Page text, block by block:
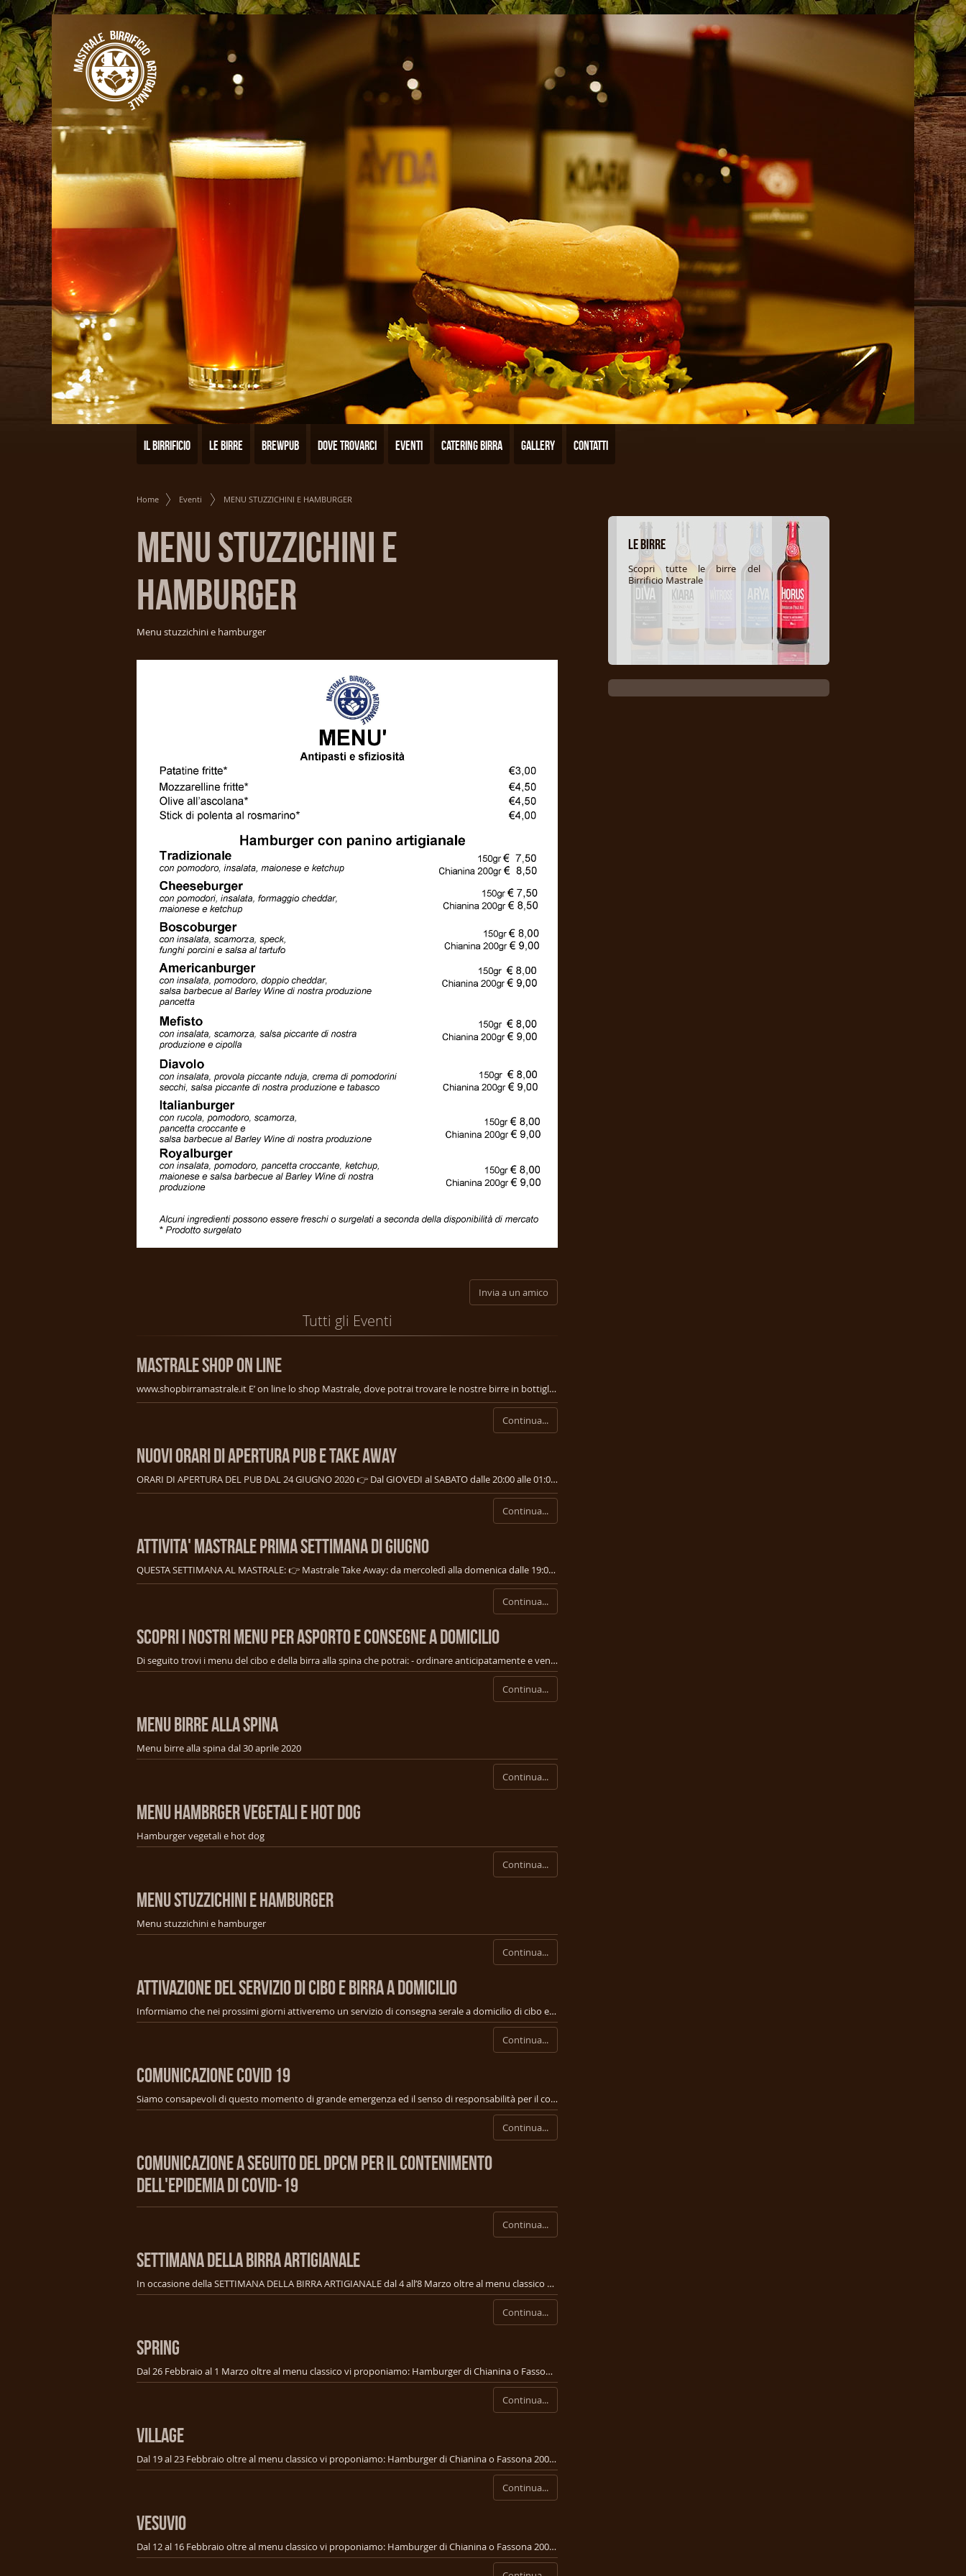
Il birrificio Le birre Brewpub Dove trovarci Eventi Catering Birra Gallery Contatti
Home Eventi MENU STUZZICHINI E HAMBURGER
MENU STUZZICHINI E
HAMBURGER
Menu stuzzichini e hamburger
Invia a un amico
Tutti gli Eventi
MASTRALE SHOP ON LINE
www.shopbirramastrale.it E’ on line lo shop Mastrale, dove potrai trovare le nostre birre in bottiglia disponibili e poter usufruire delle relative offerte! 🍺🍺 👉Non ci sono minimi di acquisto, 👉imballo sicuro e gratuito, 👉puoi ordinare on line e venire a ritirare il tuo ordine al pub senza costi aggiuntivi.
Continua...
NUOVI ORARI DI APERTURA PUB E TAKE AWAY
ORARI DI APERTURA DEL PUB DAL 24 GIUGNO 2020 👉 Dal GIOVEDI al SABATO dalle 20:00 alle 01:00. DOMENICA chiuso Vi preghiamo di effettuare la prenotazione. 👉 Mastrale Take Away: da MERCOLEDI al SABATO dalle 19:00 alle 22:00 Ordina via 📞 349 0909964 oppure WhatsApp 349 0909964 oppure 📧 birra.mastrale@gmail.com e passa a ritirare 🚐 al Pub 👉 In alternativa via Deliveroo, ordina e aspetta la consegna a casa
Continua...
ATTIVITA' MASTRALE PRIMA SETTIMANA DI GIUGNO
QUESTA SETTIMANA AL MASTRALE: 👉 Mastrale Take Away: da mercoledì alla domenica dalle 19:00 alle 22:00 Ordina via 📞 349 0909964 oppure WhatsApp 349 0909964 oppure 📧 birra.mastrale@gmail.com e passa a ritirare 🚐 al Pub 👉 In alternativa via Deliveroo: https://deliveroo.it/…/camp…/mastrale-birrificio-artigianale ordina e aspetta la consegna a casa 👉 Mastrale Riapertura Pub: Venerdì 5 e sabato 6 apertura del pub dalle 20:00 alle 01:00.
Continua...
SCOPRI I NOSTRI MENU PER ASPORTO E CONSEGNE A DOMICILIO
Di seguito trovi i menu del cibo e della birra alla spina che potrai: - ordinare anticipatamente e venire a ritirare direttamente (solo una persona su appuntamento); - oredinare dalle ore 19:00 su https://deliveroo.it/it/menu/firenze/campi-bisenzio/mastrale-birrificio-artigianale Se la tua zona non è coperta da Deliveroo chiamaci con un po' di anticipo e potremo organizzare la consegna diretta. 3490909964
Continua...
MENU BIRRE ALLA SPINA
Menu birre alla spina dal 30 aprile 2020
Continua...
MENU HAMBRGER VEGETALI E HOT DOG
Hamburger vegetali e hot dog
Continua...
MENU STUZZICHINI E HAMBURGER
Menu stuzzichini e hamburger
Continua...
ATTIVAZIONE DEL SERVIZIO DI CIBO E BIRRA A DOMICILIO
Informiamo che nei prossimi giorni attiveremo un servizio di consegna serale a domicilio di cibo e birra spillata pochi minuti prima della consegna. Il servizio sarà affidato a deliveroo. Vi informeremo quanto prima sulla data di attivazione e sul menu a domicilio.
Continua...
COMUNICAZIONE COVID 19
Siamo consapevoli di questo momento di grande emergenza ed il senso di responsabilità per il contenimento del COVID 19 è tale che abbiamo ritenuto opportuno chiudere il pub, per la vostra e la nostra salute. Il momento è difficile, ma se contribuiremo tutti ad evitare il diffondersi della malattia ne usciremo prima. Siamo vicini a tutti i gestori dei locali che hanno saputo prendere questa saggia decisione.
Continua...
COMUNICAZIONE A SEGUITO DEL DPCM PER IL CONTENIMENTO
DELL'EPIDEMIA DI COVID-19
Continua...
SETTIMANA DELLA BIRRA ARTIGIANALE
In occasione della SETTIMANA DELLA BIRRA ARTIGIANALE dal 4 all’8 Marzo oltre al menu classico MASTRALE propone: MENU DEGUSTAZIONE - Flan di spinaci con fondutina di taleggio servito con focaccia artigianale; - Hamburger da 150 gr a scelta dal menu con pane artigianale accompagnato da patatine fritte con salse con degustazione di due calici di birra o una pinta a scelta € 16
Continua...
SPRING
Dal 26 Febbraio al 1 Marzo oltre al menu classico vi proponiamo: Hamburger di Chianina o Fassona 200 gr con insalata, crema di parmigiano, chips di melanzane e pomodorini dry accompagnato da patate fritte con salse ed una pinta della nostra birra artigianale a scelta € 16 Per informazioni e prenotazioni 3490909964 Caterina 3286467179
Continua...
VILLAGE
Dal 19 al 23 Febbraio oltre al menu classico vi proponiamo: Hamburger di Chianina o Fassona 200 gr con insalata, pomodoro, scamorza alla griglia, salsa al tartufo e speck croccante, accompagnato da patatine fritte con salse ed una pinta della nostra birra artigianale € 16 Per informazioni e prenotazioni 3490909964 Caterina 3286467179
Continua...
VESUVIO
Dal 12 al 16 Febbraio oltre al menu classico vi proponiamo: Hamburger di Chianina o Fassona 200 gr con insalata, pomodorini confit, friarelli e stracciatella, accompagnato da patate fritte con salse ed una pinta della nostra birra artigianale a scelta € 16 Per informazioni e prenotazioni 3490909964 Caterina 3286467179
Le Birre
Scopri tutte le birre del
Birrificio Mastrale